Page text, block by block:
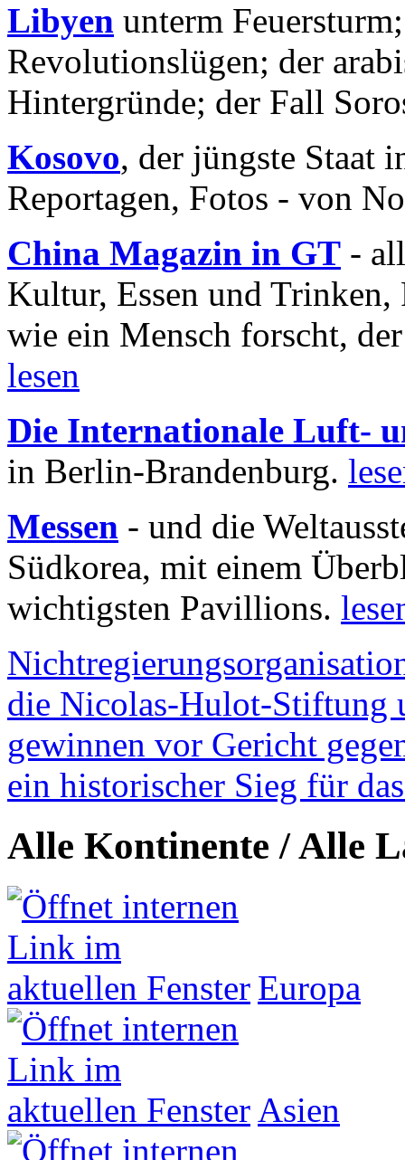
Libyen unterm
Revolutionslügen; der
Hintergründe; der Fall
Kosovo, der jüngste Staat
Reportagen, Fotos - von
China Magazin in GT -
Kultur, Essen und
wie ein Mensch forscht,
lesen
Die Internationale Luft-
in Berlin-Brandenburg.
Messen - und die
Südkorea, mit einem
wichtigsten Pavillions.
die Nicolas-Hulot-Stiftung
gewinnen vor Gericht
ein historischer Sieg für
Alle Kontinente / Alle
Europa
Asien